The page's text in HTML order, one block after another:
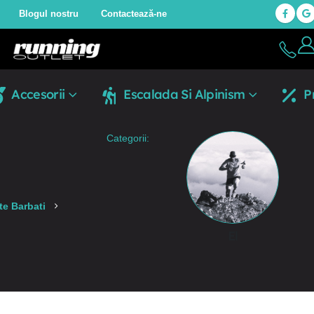
Blogul nostru Contactează-ne
Accesorii Escalada Si Alpinism
Barbati
Categorii: